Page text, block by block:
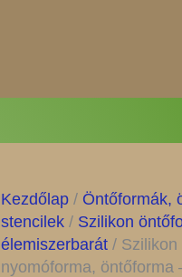
Kezdőlap/ Öntőformák,
stencilek/ Szilikon
élemiszerbarát/ Szilikon
nyomóforma, öntőforma